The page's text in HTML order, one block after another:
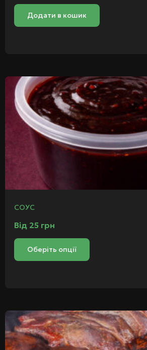
Додати в кошик
СОУС
Від 25 грн
Оберіть опції